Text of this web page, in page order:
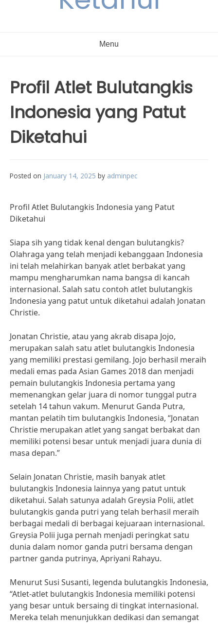
Menu
Profil Atlet Bulutangkis
Indonesia yang Patut
Diketahui
Posted on January 14, 2025 by adminpec
Profil Atlet Bulutangkis Indonesia yang Patut
Diketahui
Siapa sih yang tidak kenal dengan bulutangkis?
Olahraga yang telah menjadi kebanggaan Indonesia
ini telah melahirkan banyak atlet berbakat yang
mampu mengharumkan nama bangsa di kancah
internasional. Salah satu contoh atlet bulutangkis
Indonesia yang patut untuk diketahui adalah Jonatan
Christie.
Jonatan Christie, atau yang akrab disapa Jojo,
merupakan salah satu atlet bulutangkis Indonesia
yang memiliki prestasi gemilang. Jojo berhasil meraih
medali emas pada Asian Games 2018 dan menjadi
pemain bulutangkis Indonesia pertama yang
memenangkan gelar juara di nomor tunggal putra
setelah 14 tahun vakum. Menurut Ganda Putra,
mantan pelatih tim bulutangkis Indonesia, “Jonatan
Christie merupakan atlet yang sangat berbakat dan
memiliki potensi besar untuk menjadi juara dunia di
masa depan.”
Selain Jonatan Christie, masih banyak atlet
bulutangkis Indonesia lainnya yang patut untuk
diketahui. Salah satunya adalah Greysia Polii, atlet
bulutangkis ganda putri yang telah berhasil meraih
berbagai medali di berbagai kejuaraan internasional.
Greysia Polii juga pernah menjadi peringkat satu
dunia dalam nomor ganda putri bersama dengan
partner ganda putrinya, Apriyani Rahayu.
Menurut Susi Susanti, legenda bulutangkis Indonesia,
“Atlet-atlet bulutangkis Indonesia memiliki potensi
yang besar untuk bersaing di tingkat internasional.
Mereka telah menunjukkan dedikasi dan semangat